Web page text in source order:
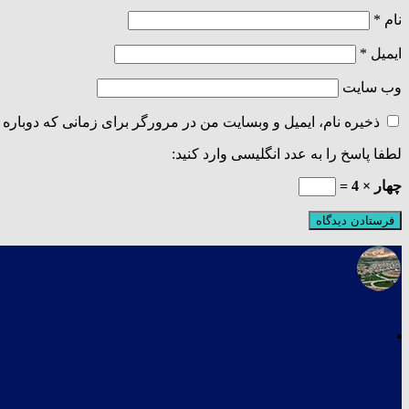
نام *
ایمیل *
وب‌ سایت
ذخیره نام، ایمیل و وبسایت من در مرورگر برای زمانی که
لطفا پاسخ را به عدد انگلیسی وارد کنید:
چهار × 4 =